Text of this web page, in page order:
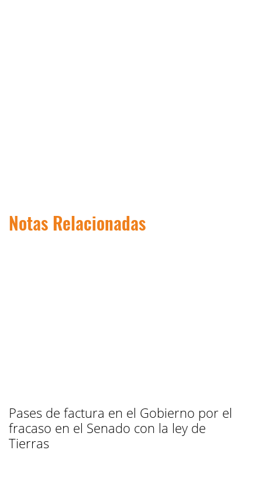
Notas Relacionadas
Pases de factura en el Gobierno por el
fracaso en el Senado con la ley de
Tierras